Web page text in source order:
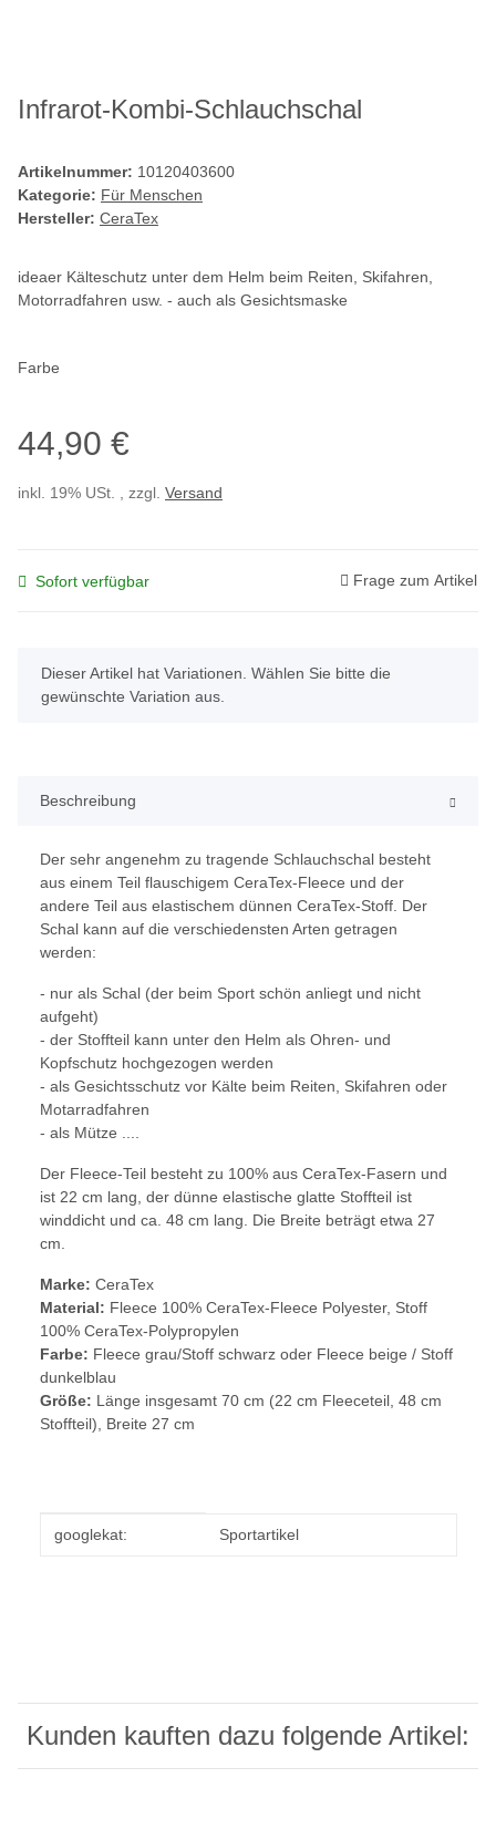
Infrarot-Kombi-Schlauchschal
Artikelnummer: 10120403600
Kategorie: Für Menschen
Hersteller: CeraTex
ideaer Kälteschutz unter dem Helm beim Reiten, Skifahren,
Motorradfahren usw. - auch als Gesichtsmaske
Farbe
44,90 €
inkl. 19% USt. , zzgl. Versand
Sofort verfügbar Frage zum Artikel
x
Dieser Artikel hat Variationen. Wählen Sie bitte die
gewünschte Variation aus.
Beschreibung
Der sehr angenehm zu tragende Schlauchschal besteht
aus einem Teil flauschigem CeraTex-Fleece und der
andere Teil aus elastischem dünnen CeraTex-Stoff. Der
Schal kann auf die verschiedensten Arten getragen
werden:
- nur als Schal (der beim Sport schön anliegt und nicht
aufgeht)
- der Stoffteil kann unter den Helm als Ohren- und
Kopfschutz hochgezogen werden
- als Gesichtsschutz vor Kälte beim Reiten, Skifahren oder
Motarradfahren
- als Mütze ....
Der Fleece-Teil besteht zu 100% aus CeraTex-Fasern und
ist 22 cm lang, der dünne elastische glatte Stoffteil ist
winddicht und ca. 48 cm lang. Die Breite beträgt etwa 27
cm.
Marke: CeraTex
Material: Fleece 100% CeraTex-Fleece Polyester, Stoff
100% CeraTex-Polypropylen
Farbe: Fleece grau/Stoff schwarz oder Fleece beige / Stoff
dunkelblau
Größe: Länge insgesamt 70 cm (22 cm Fleeceteil, 48 cm
Stoffteil), Breite 27 cm
Produkteigenschaft
Wert
googlekat: Sportartikel
Kunden kauften dazu folgende Artikel: